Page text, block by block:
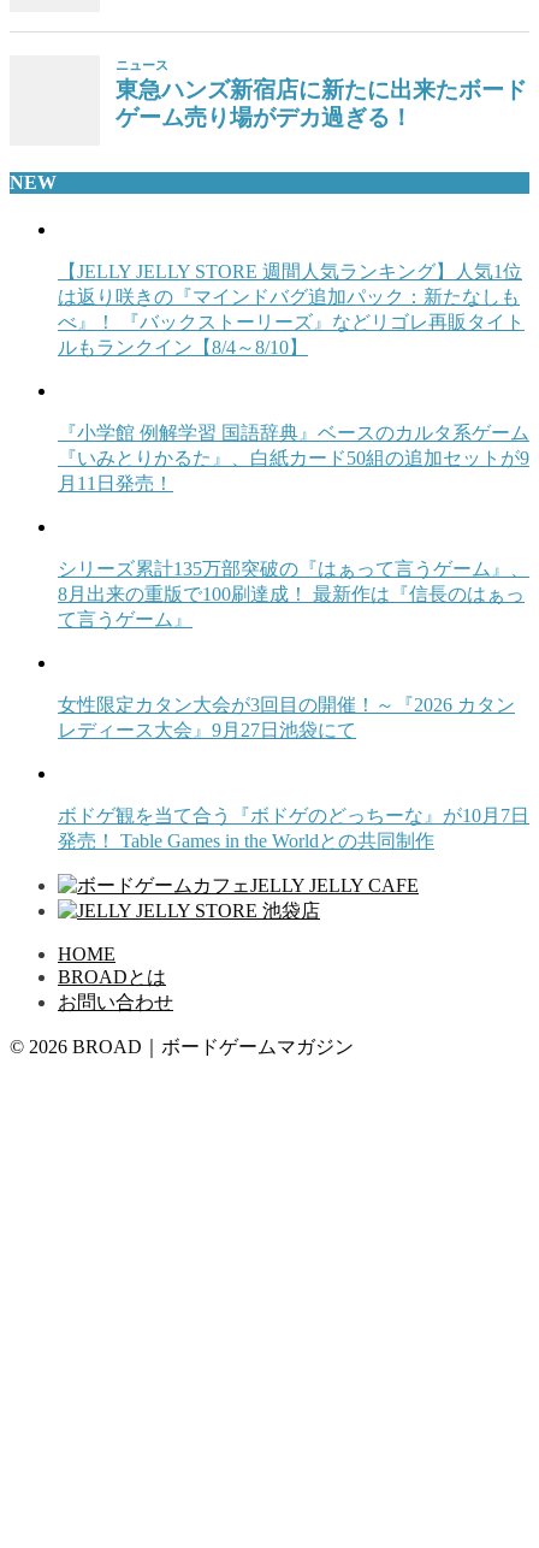
NEW
【JELLY JELLY STORE 週間人気ランキング】人気1位
は返り咲きの『マインドバグ追加パック：新たなしも
べ』！ 『バックストーリーズ』などリゴレ再販タイト
ルもランクイン【8/4～8/10】
『小学館 例解学習 国語辞典』ベースのカルタ系ゲーム
『いみとりかるた』、白紙カード50組の追加セットが9
月11日発売！
シリーズ累計135万部突破の『はぁって言うゲーム』、
8月出来の重版で100刷達成！ 最新作は『信長のはぁっ
て言うゲーム』
女性限定カタン大会が3回目の開催！～『2026 カタン
レディース大会』9月27日池袋にて
ボドゲ観を当て合う『ボドゲのどっちーな』が10月7日
発売！ Table Games in the Worldとの共同制作
HOME
BROADとは
お問い合わせ
© 2026 BROAD｜ボードゲームマガジン